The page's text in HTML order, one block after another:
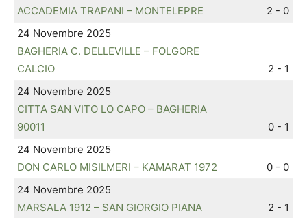
ACCADEMIA TRAPANI – MONTELEPRE
2 - 0
24 Novembre 2025
BAGHERIA C. DELLEVILLE – FOLGORE
CALCIO
2 - 1
24 Novembre 2025
CITTA SAN VITO LO CAPO – BAGHERIA
90011
0 - 1
24 Novembre 2025
DON CARLO MISILMERI – KAMARAT 1972
0 - 0
24 Novembre 2025
MARSALA 1912 – SAN GIORGIO PIANA
2 - 1